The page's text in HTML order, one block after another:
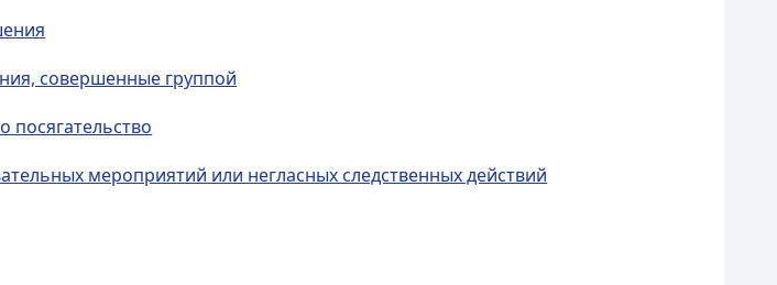
совершенные группой
мероприятий или негласных следственных действий